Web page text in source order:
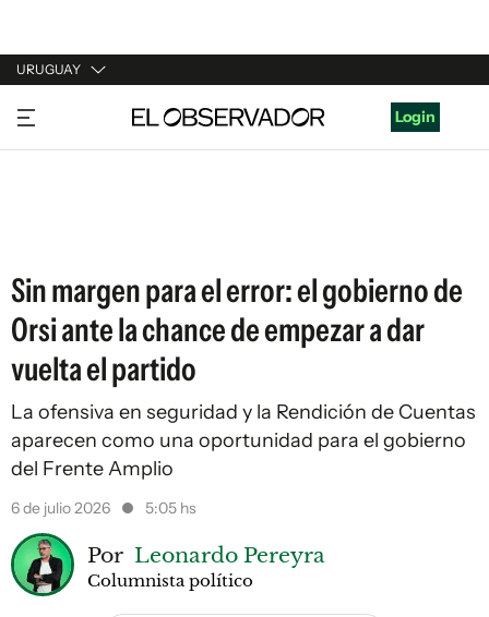
URUGUAY
URUGUAY
ARGENTINA
Login
Sin margen para el error: el gobierno de
Orsi ante la chance de empezar a dar
vuelta el partido
La ofensiva en seguridad y la Rendición de Cuentas
aparecen como una oportunidad para el gobierno
del Frente Amplio
6 de julio 2026 5:05 hs
Por Leonardo Pereyra
Columnista político